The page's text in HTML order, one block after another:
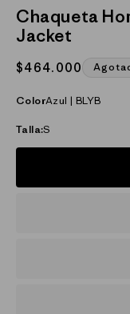
elemento
multimedia
ventana
Chaqueta
Jacket
Precio
$464.000
ColorAzul | BLYB
Talla:S